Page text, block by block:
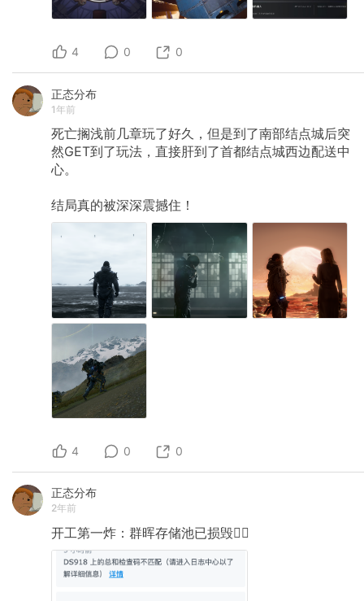
4 0 0
正态分布
1年前
死亡搁浅前几章玩了好久，但是到了南部结点城后突
然GET到了玩法，直接肝到了首都结点城西边配送中
心。
结局真的被深深震撼住！
4 0 0
正态分布
2年前
开工第一炸：群晖存储池已损毁😵‍💫